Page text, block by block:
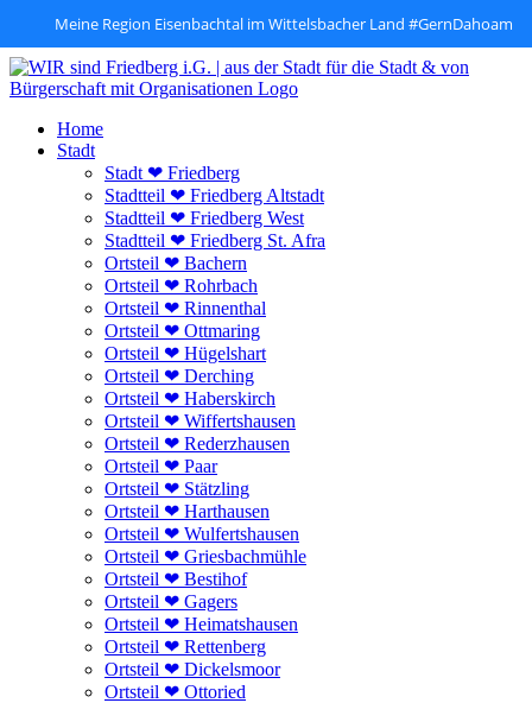
Meine Region Eisenbachtal im Wittelsbacher Land #GernDahoam
Zum
Inhalt
Home
Stadt
Stadt ❤ Friedberg
Stadtteil ❤ Friedberg Altstadt
Stadtteil ❤ Friedberg West
Stadtteil ❤ Friedberg St. Afra
Ortsteil ❤ Bachern
Ortsteil ❤ Rohrbach
Ortsteil ❤ Rinnenthal
Ortsteil ❤ Ottmaring
Ortsteil ❤ Hügelshart
Ortsteil ❤ Derching
Ortsteil ❤ Haberskirch
Ortsteil ❤ Wiffertshausen
Ortsteil ❤ Rederzhausen
Ortsteil ❤ Paar
Ortsteil ❤ Stätzling
Ortsteil ❤ Harthausen
Ortsteil ❤ Wulfertshausen
Ortsteil ❤ Griesbachmühle
Ortsteil ❤ Bestihof
Ortsteil ❤ Gagers
Ortsteil ❤ Heimatshausen
Ortsteil ❤ Rettenberg
Ortsteil ❤ Dickelsmoor
Ortsteil ❤ Ottoried